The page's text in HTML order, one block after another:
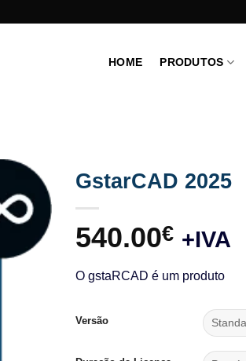
HOME PRODUTOS
GstarCAD 2025
540.00€ +IVA
O gstaRCAD é um produto
Versão